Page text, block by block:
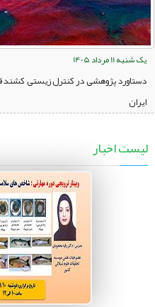
یک شنبه 11 مرداد 1405
دستاورد پژوهشی در کنترل زیستی کشند
ایران
لیست اخبار